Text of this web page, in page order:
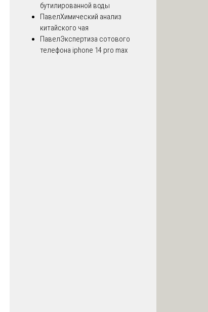
бутилированной воды
ПавелХимический анализ
китайского чая
ПавелЭкспертиза сотового
телефона iphone 14 pro max